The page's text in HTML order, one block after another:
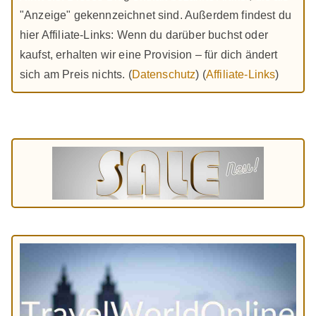
"Anzeige" gekennzeichnet sind. Außerdem findest du
hier Affiliate-Links: Wenn du darüber buchst oder
kaufst, erhalten wir eine Provision – für dich ändert
sich am Preis nichts. (Datenschutz) (Affiliate-Links)